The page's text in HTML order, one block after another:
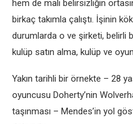
hem de mali belirsizliğin
birkaç takımla çalıştı. İşinin
durumlarda o ve şirketi, belirli
kulüp satın alma, kulüp ve
Yakın tarihli bir örnekte – 28
oyuncusu Doherty’nin
taşınması – Mendes’in yol